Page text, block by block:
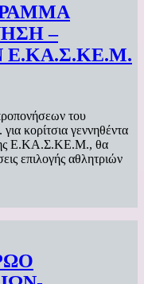
–
Ε.ΚΑ.Σ.ΚΕ.Μ.
του
κορίτσια γεννηθέντα
Ε.ΚΑ.Σ.ΚΕ.Μ., θα
επιλογής αθλητριών